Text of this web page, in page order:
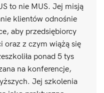
to nie MUS. Jej misją
klientów odnośnie
aby przedsiębiorcy
oraz z czym wiążą się
ponad 5 tys
na konferencje,
Jej szkolenia